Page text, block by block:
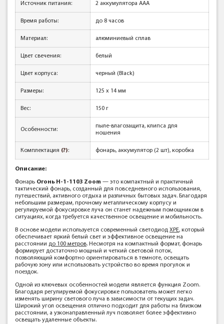
Источник питания: 2 аккумулятора ААА
Время работы: до 8 часов
Материал: алюминиевый сплав
Цвет свечения: белый
Цвет корпуса: черный (Black)
Размеры: 125 х 14 мм
Вес: 150 г
Особенности:
пыле-влагозащита, клипса для
ношения
Комплектация (?): фонарь, аккумулятор (2 шт), коробка
Описание:
Фонарь Огонь Н-1-1103 Zoom — это компактный и практичный
тактический фонарь, созданный для повседневного использования,
путешествий, активного отдыха и различных бытовых задач. Благодаря
небольшим размерам, прочному металлическому корпусу и
регулируемой фокусировке луча он станет надежным помощником в
ситуациях, когда требуется качественное освещение и мобильность.
В основе модели используется современный светодиод XPE, который
обеспечивает яркий белый свет и эффективное освещение на
расстоянии до 100 метров. Несмотря на компактный формат, фонарь
формирует достаточно мощный и четкий световой поток,
позволяющий комфортно ориентироваться в темноте, освещать
рабочую зону или использовать устройство во время прогулок и
поездок.
Одной из ключевых особенностей модели является функция Zoom.
Благодаря регулируемой фокусировке пользователь может легко
изменять ширину светового луча в зависимости от текущих задач.
Широкий угол освещения отлично подходит для работы на близком
расстоянии, а узконаправленный луч позволяет более эффективно
освещать удаленные объекты.